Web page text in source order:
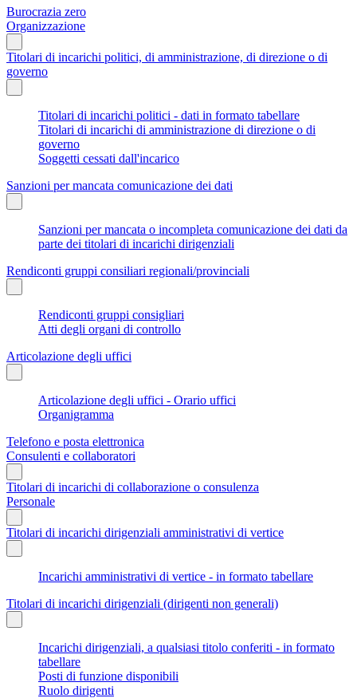
Burocrazia zero
Organizzazione
Titolari di incarichi politici, di amministrazione, di direzione o di
governo
Titolari di incarichi politici - dati in formato tabellare
Titolari di incarichi di amministrazione di direzione o di
governo
Soggetti cessati dall'incarico
Sanzioni per mancata comunicazione dei dati
Sanzioni per mancata o incompleta comunicazione dei dati da
parte dei titolari di incarichi dirigenziali
Rendiconti gruppi consiliari regionali/provinciali
Rendiconti gruppi consigliari
Atti degli organi di controllo
Articolazione degli uffici
Articolazione degli uffici - Orario uffici
Organigramma
Telefono e posta elettronica
Consulenti e collaboratori
Titolari di incarichi di collaborazione o consulenza
Personale
Titolari di incarichi dirigenziali amministrativi di vertice
Incarichi amministrativi di vertice - in formato tabellare
Titolari di incarichi dirigenziali (dirigenti non generali)
Incarichi dirigenziali, a qualsiasi titolo conferiti - in formato
tabellare
Posti di funzione disponibili
Ruolo dirigenti